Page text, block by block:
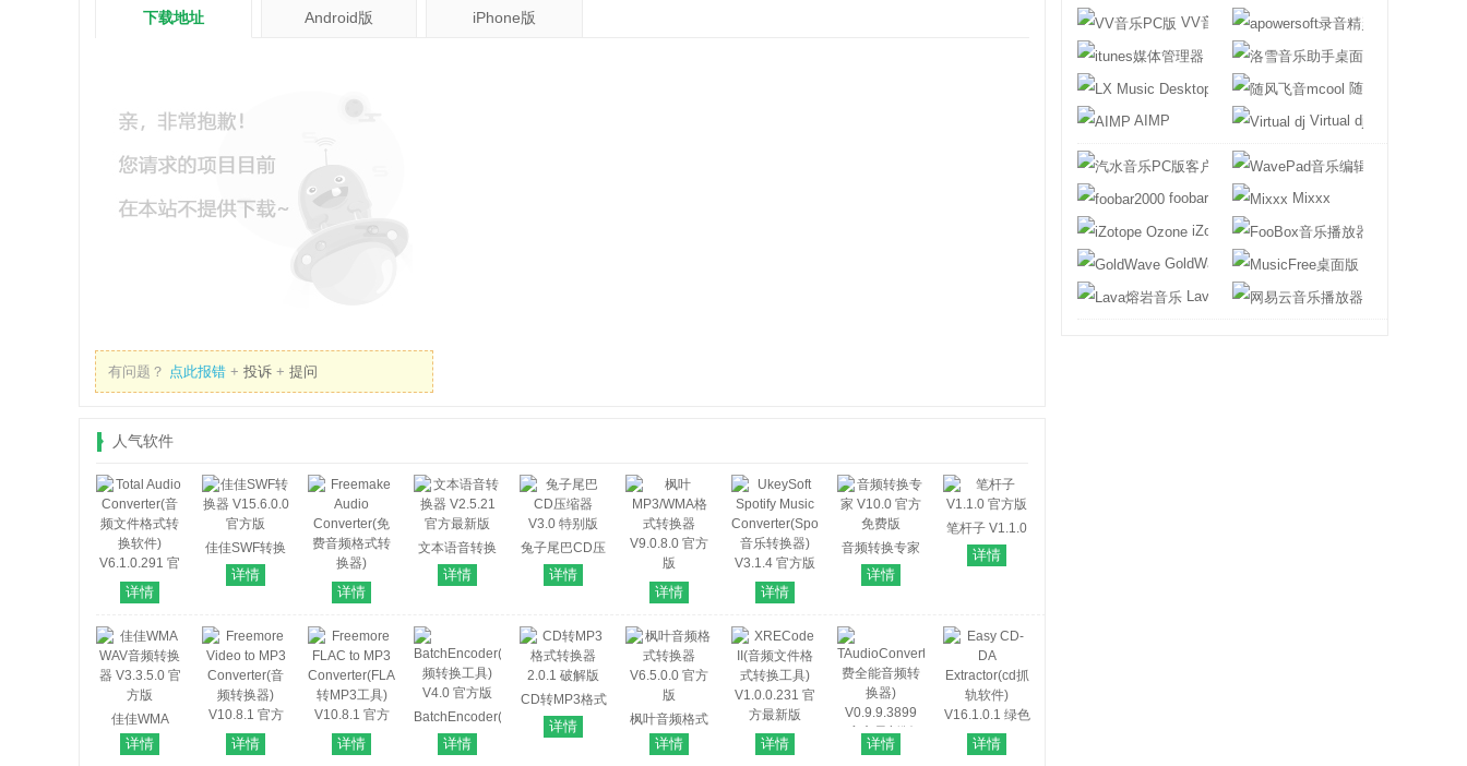
下载地址 Android版 iPhone版
有问题？ 点此报错 + 投诉 + 提问
人气软件
Total Audio
Converter(音
频文件格式转
换软件)
V6.1.0.291 官
方版
详情
佳佳SWF转换
器 V15.6.0.0
官方版
详情
Freemake
费音频格式转
V1.1.9.13 中文
版
详情
文本语音转换
器 V2.5.21 官
方最新版
详情
兔子尾巴CD压
缩器 V3.0 特别
版
详情
枫叶
MP3/WMA格
式转换器
V9.0.8.0 官方
版
详情
UkeySoft
Spotify Music
Converter(Spotify
音乐转换器)
V3.1.4 官方版
详情
音频转换专家
V10.0 官方免
费版
详情
笔杆子 V1.1.0
官方版
详情
佳佳WMA
WAV音频转换
器 V3.3.5.0 官
详情
Freemore
详情
Freemore
详情
BatchEncoder(音
频转换工具)
V4.0 官方版
详情
CD转MP3格式
转换器 2.0.1
破解版
详情
枫叶音频格式
转换器
V6.5.0.0 官方
详情
XRECode II(音
频文件格式转
详情
TAudioConverter(免
详情
Easy CD-DA
详情
VV音乐PC版
itunes媒体管理器
LX Music Desktop
随风飞音mcool
AIMP
Virtual dj
汽水音乐PC版客户端
foobar2000
Mixxx
iZotope Ozone
GoldWave
Lava熔岩音乐